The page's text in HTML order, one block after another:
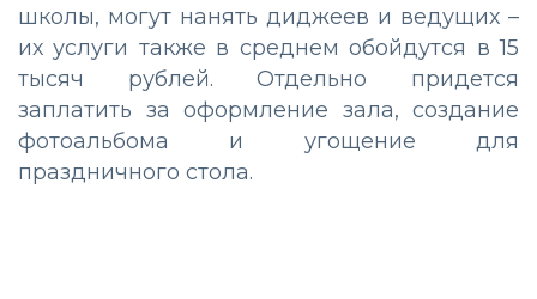
школы, могут нанять диджеев и ведущих –
их услуги также в среднем обойдутся в 15
тысяч рублей. Отдельно придется
заплатить за оформление зала, создание
фотоальбома и угощение для
праздничного стола.